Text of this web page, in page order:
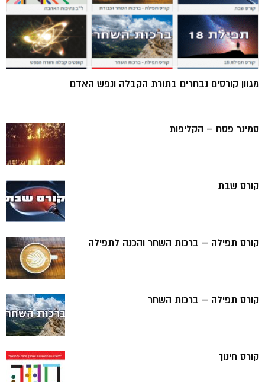
מגוון קורסים נבחרים בתורת הקבלה ונפש האדם
סמינר פסח – הקליפות
קורס שבת
קורס תפילה – ברכות השחר והכנה לתפילה
קורס תפילה – ברכות השחר
קורס חינוך